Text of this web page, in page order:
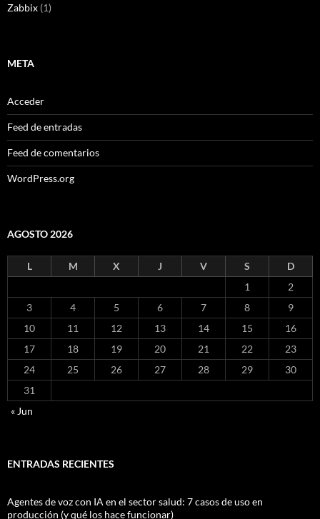
Zabbix (1)
META
Acceder
Feed de entradas
Feed de comentarios
WordPress.org
AGOSTO 2026
L M X J V S
D
1
2
3
4 5 6 7 8
9
10
11 12 13 14 15
16
17
18 19 20 21 22
23
24
25 26 27 28 29
30
31
« Jun
ENTRADAS RECIENTES
Agentes de voz con IA en el sector salud: 7 casos de uso en
producción (y qué los hace funcionar)